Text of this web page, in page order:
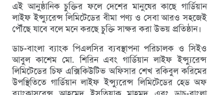
এই আনুষ্ঠানিক চুক্তির ফলে দেশের মানুষের কাছে গার্ডিয়ান
লাইফ ইন্স্যুরেন্স লিমিটেডের বীমা পণ্য ও সেবা আরও সহজেই
পৌঁছে যাবে বলে মনে করছে চুক্তি সাক্ষর করা উভয় প্রতিষ্ঠান।
ডাচ-বাংলা ব্যাংক পিএলসির ব্যবস্থাপনা পরিচালক ও সিইও
আবুল কাশেম মো. শিরিন এবং গার্ডিয়ান লাইফ ইন্স্যুরেন্স
লিমিটেডের চিফ এক্সিকিউটিভ অফিসার শেখ রকিবুল করিমের
উপস্থিতিতে গার্ডিয়ান লাইফ ইন্স্যুরেন্স লিমিটেডের হেড অফ